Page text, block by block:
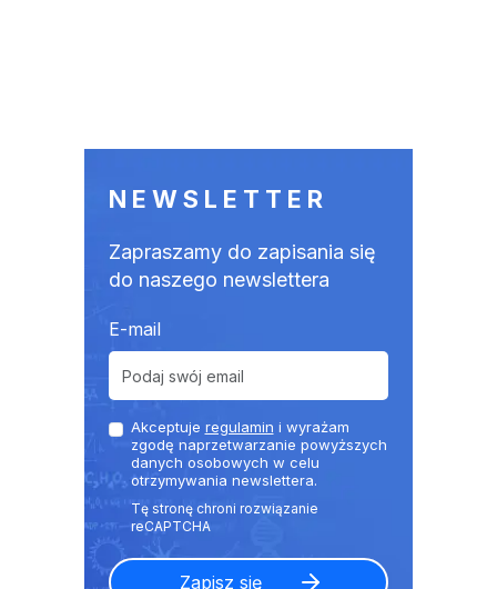
NEWSLETTER
Zapraszamy do zapisania się
do naszego newslettera
E-mail
Akceptuje regulamin i wyrażam
zgodę naprzetwarzanie powyższych
danych osobowych w celu
otrzymywania newslettera.